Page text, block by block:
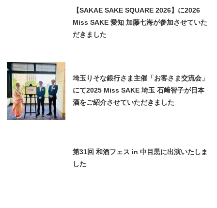
【SAKAE SAKE SQUARE 2026】に2026
Miss SAKE 愛知 加藤七海が参加させていた
だきました
埼玉りそな銀行さま主催「お客さま交流会」
にて2025 Miss SAKE 埼玉 石﨑智子が日本
酒をご紹介させていただきました
第31回 和酒フェス in 中目黒に出演いたしま
した